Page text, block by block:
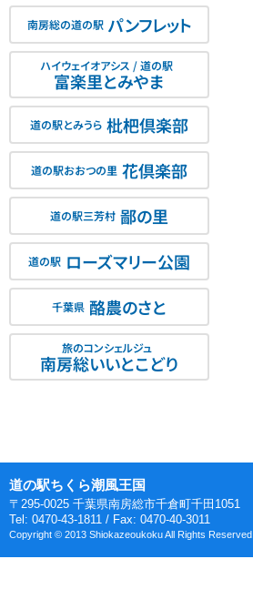
南房総の道の駅 パンフレット
ハイウェイオアシス / 道の駅
富楽里とみやま
道の駅とみうら 枇杷倶楽部
道の駅おおつの里 花倶楽部
道の駅三芳村 鄙の里
道の駅 ローズマリー公園
千葉県 酪農のさと
旅のコンシェルジュ
南房総いいとこどり
道の駅ちくら潮風王国
〒295-0025 千葉県南房総市千倉町千田1051
Tel: 0470-43-1811 / Fax: 0470-40-3011
Copyright © 2013 Shiokazeoukoku All Rights Reserved.